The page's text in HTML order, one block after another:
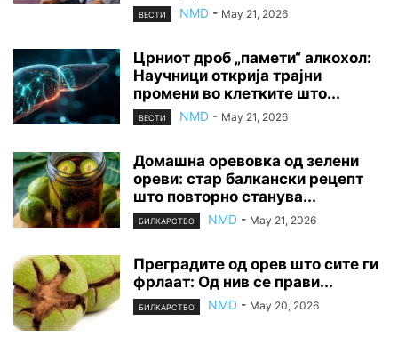
ВЕСТИ NMD - May 21, 2026
Црниот дроб „памети“ алкохол:
Научници открија трајни
промени во клетките што...
ВЕСТИ NMD - May 21, 2026
Домашна оревовка од зелени
ореви: стар балкански рецепт
што повторно станува...
БИЛКАРСТВО NMD - May 21, 2026
Преградите од орев што сите ги
фрлаат: Од нив се прави...
БИЛКАРСТВО NMD - May 20, 2026